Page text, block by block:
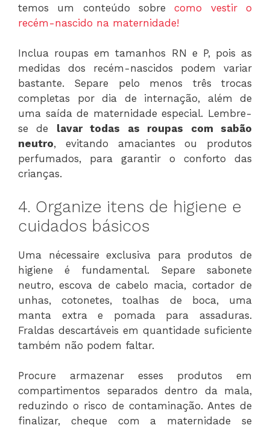
temos um conteúdo sobrecomo vestir o
recém-nascido na maternidade!
Inclua roupas em tamanhos RN e P, pois as
medidas dos recém-nascidos podem variar
bastante. Separe pelo menos três trocas
completas por dia de internação, além de
uma saída de maternidade especial. Lembre-
se de lavar todas as roupas com sabão
neutro, evitando amaciantes ou produtos
perfumados, para garantir o conforto das
crianças.
4. Organize itens de higiene e
cuidados básicos
Uma nécessaire exclusiva para produtos de
higiene é fundamental. Separe sabonete
neutro, escova de cabelo macia, cortador de
unhas, cotonetes, toalhas de boca, uma
manta extra e pomada para assaduras.
Fraldas descartáveis em quantidade suficiente
também não podem faltar.
Procure armazenar esses produtos em
compartimentos separados dentro da mala,
reduzindo o risco de contaminação. Antes de
finalizar, cheque com a maternidade se